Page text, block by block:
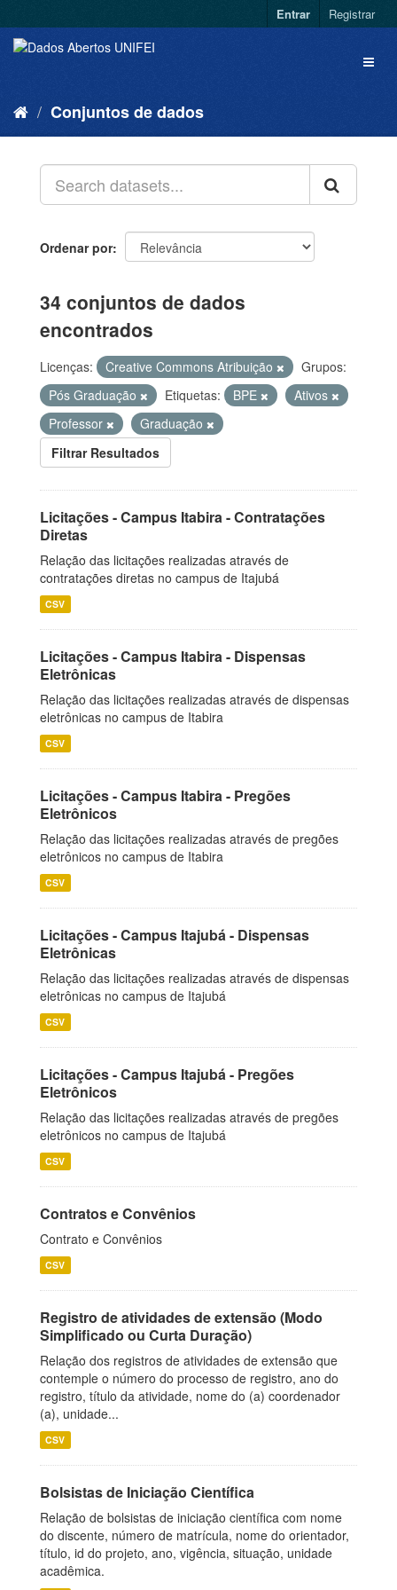
Entrar Registrar
Conjuntos de dados
Ordenar por
34 conjuntos de dados
encontrados
Licenças: Creative Commons Atribuição
Grupos:
Pós Graduação
Etiquetas: BPE
Ativos
Professor
Graduação
Filtrar Resultados
Licitações - Campus Itabira - Contratações
Diretas
Relação das licitações realizadas através de
contratações diretas no campus de Itajubá
CSV
Licitações - Campus Itabira - Dispensas
Eletrônicas
Relação das licitações realizadas através de dispensas
eletrônicas no campus de Itabira
CSV
Licitações - Campus Itabira - Pregões
Eletrônicos
Relação das licitações realizadas através de pregões
eletrônicos no campus de Itabira
CSV
Licitações - Campus Itajubá - Dispensas
Eletrônicas
Relação das licitações realizadas através de dispensas
eletrônicas no campus de Itajubá
CSV
Licitações - Campus Itajubá - Pregões
Eletrônicos
Relação das licitações realizadas através de pregões
eletrônicos no campus de Itajubá
CSV
Contratos e Convênios
Contrato e Convênios
CSV
Registro de atividades de extensão (Modo
Simplificado ou Curta Duração)
Relação dos registros de atividades de extensão que
contemple o número do processo de registro, ano do
registro, título da atividade, nome do (a) coordenador
(a), unidade...
CSV
Bolsistas de Iniciação Científica
Relação de bolsistas de iniciação científica com nome
do discente, número de matrícula, nome do orientador,
título, id do projeto, ano, vigência, situação, unidade
acadêmica.